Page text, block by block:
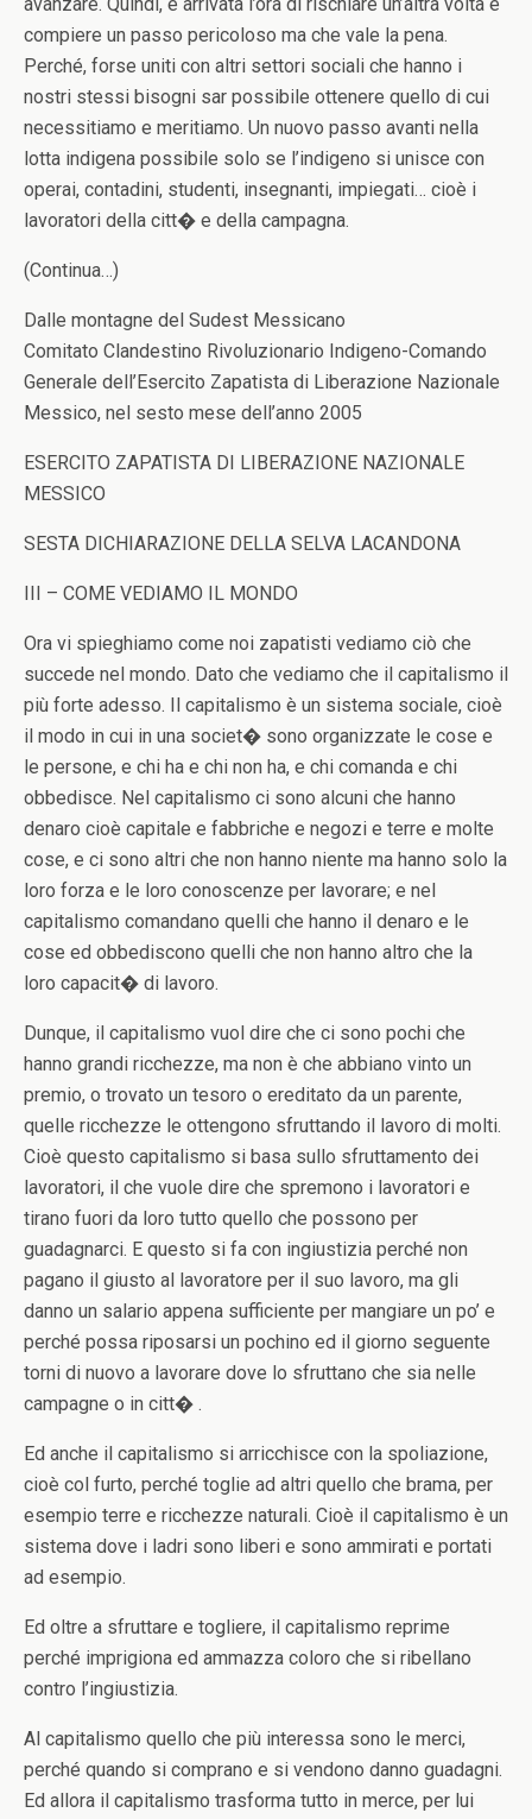
compiere un passo pericoloso ma che vale la pena.
Perché, forse uniti con altri settori sociali che hanno i
nostri stessi bisogni sar possibile ottenere quello di cui
necessitiamo e meritiamo. Un nuovo passo avanti nella
lotta indigena possibile solo se l’indigeno si unisce con
operai, contadini, studenti, insegnanti, impiegati… cioè i
lavoratori della citt� e della campagna.
(Continua…)
Dalle montagne del Sudest Messicano
Comitato Clandestino Rivoluzionario Indigeno-Comando
Generale dell’Esercito Zapatista di Liberazione Nazionale
Messico, nel sesto mese dell’anno 2005
ESERCITO ZAPATISTA DI LIBERAZIONE NAZIONALE
MESSICO
SESTA DICHIARAZIONE DELLA SELVA LACANDONA
III – COME VEDIAMO IL MONDO
Ora vi spieghiamo come noi zapatisti vediamo ciò che
succede nel mondo. Dato che vediamo che il capitalismo il
più forte adesso. Il capitalismo è un sistema sociale, cioè
il modo in cui in una societ� sono organizzate le cose e
le persone, e chi ha e chi non ha, e chi comanda e chi
obbedisce. Nel capitalismo ci sono alcuni che hanno
denaro cioè capitale e fabbriche e negozi e terre e molte
cose, e ci sono altri che non hanno niente ma hanno solo la
loro forza e le loro conoscenze per lavorare; e nel
capitalismo comandano quelli che hanno il denaro e le
cose ed obbediscono quelli che non hanno altro che la
loro capacit� di lavoro.
Dunque, il capitalismo vuol dire che ci sono pochi che
hanno grandi ricchezze, ma non è che abbiano vinto un
premio, o trovato un tesoro o ereditato da un parente,
quelle ricchezze le ottengono sfruttando il lavoro di molti.
Cioè questo capitalismo si basa sullo sfruttamento dei
lavoratori, il che vuole dire che spremono i lavoratori e
tirano fuori da loro tutto quello che possono per
guadagnarci. E questo si fa con ingiustizia perché non
pagano il giusto al lavoratore per il suo lavoro, ma gli
danno un salario appena sufficiente per mangiare un po’ e
perché possa riposarsi un pochino ed il giorno seguente
torni di nuovo a lavorare dove lo sfruttano che sia nelle
campagne o in citt� .
Ed anche il capitalismo si arricchisce con la spoliazione,
cioè col furto, perché toglie ad altri quello che brama, per
esempio terre e ricchezze naturali. Cioè il capitalismo è un
sistema dove i ladri sono liberi e sono ammirati e portati
ad esempio.
Ed oltre a sfruttare e togliere, il capitalismo reprime
perché imprigiona ed ammazza coloro che si ribellano
contro l’ingiustizia.
Al capitalismo quello che più interessa sono le merci,
perché quando si comprano e si vendono danno guadagni.
Ed allora il capitalismo trasforma tutto in merce, per lui